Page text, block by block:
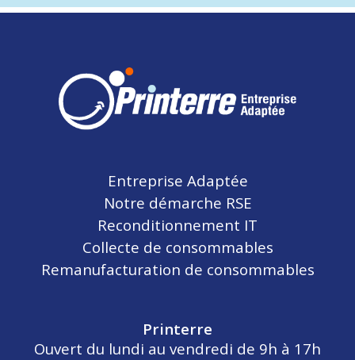
Entreprise Adaptée
Notre démarche RSE
Reconditionnement IT
Collecte de consommables
Remanufacturation de consommables
Printerre
Ouvert du lundi au vendredi de 9h à 17h